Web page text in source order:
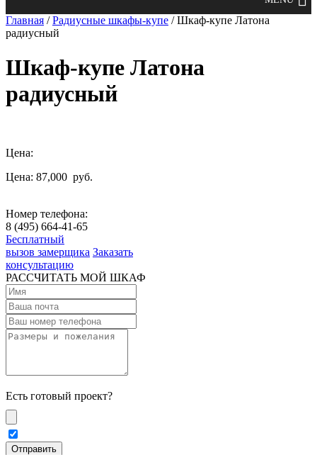
Главная /Радиусные шкафы-купе / Шкаф-купе Латона
радиусный
Шкаф-купе Латона
радиусный
Цена:
Цена: 87,000 руб.
Номер телефона:
8 (495) 664-41-65
Бесплатный
вызов замерщика Заказать
консультацию
РАССЧИТАТЬ МОЙ ШКАФ
Есть готовый проект?